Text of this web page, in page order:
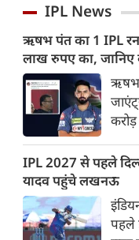
IPL News
ऋषभ पंत का 1 IPL
लाख रुपए का,
ऋषभ
पहुंच
IPL 2027 से पहले
यादव पहुंचे लखनऊ
पहले